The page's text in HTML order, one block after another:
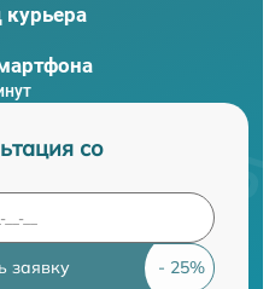
со
заявку